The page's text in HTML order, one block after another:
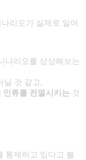
리오가 실제로 일어
나리오를 상상해보는
닐 것 같고,
인류를 전멸시키는 것
통제하고 있다고 볼